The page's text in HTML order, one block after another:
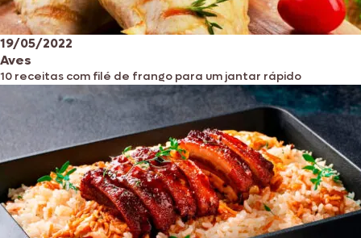
19/05/2022
Aves
10 receitas com filé de frango para um jantar rápido